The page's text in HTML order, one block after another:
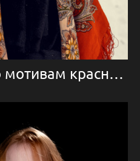
Варя и волк — по мотивам красной шапочки